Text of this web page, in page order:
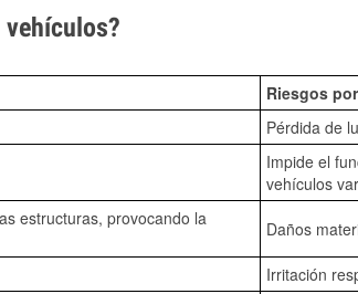
Riesgos
Pérdida de
Impide el
vehículos
estructuras, provocando la
Daños
Irritación